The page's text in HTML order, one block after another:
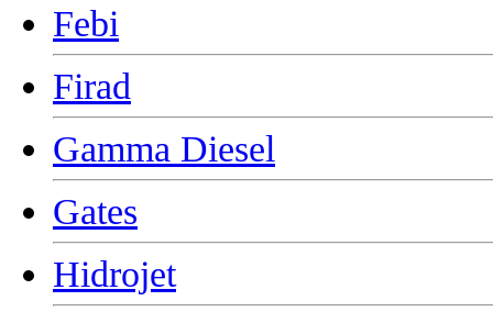
Febi
Firad
Gamma Diesel
Gates
Hidrojet